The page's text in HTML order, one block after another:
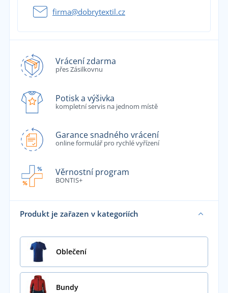
firma@dobrytextil.cz
Vrácení zdarma
přes Zásilkovnu
Potisk a výšivka
kompletní servis na jednom místě
Garance snadného vrácení
online formulář pro rychlé vyřízení
Věrnostní program
BONTIS+
Produkt je zařazen v kategoriích
Oblečení
Bundy